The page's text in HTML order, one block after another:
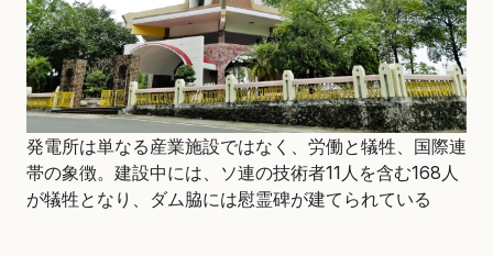
発電所は単なる産業施設ではなく、労働と犠牲、国際連
帯の象徴。建設中には、ソ連の技術者11人を含む168人
が犠牲となり、ダム脇には慰霊碑が建てられている